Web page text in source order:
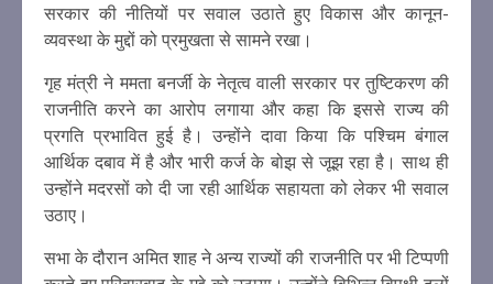
सरकार की नीतियों पर सवाल उठाते हुए विकास और कानून-
व्यवस्था के मुद्दों को प्रमुखता से सामने रखा।
गृह मंत्री ने ममता बनर्जी के नेतृत्व वाली सरकार पर तुष्टिकरण की
राजनीति करने का आरोप लगाया और कहा कि इससे राज्य की
प्रगति प्रभावित हुई है। उन्होंने दावा किया कि पश्चिम बंगाल
आर्थिक दबाव में है और भारी कर्ज के बोझ से जूझ रहा है। साथ ही
उन्होंने मदरसों को दी जा रही आर्थिक सहायता को लेकर भी सवाल
उठाए।
सभा के दौरान अमित शाह ने अन्य राज्यों की राजनीति पर भी टिप्पणी